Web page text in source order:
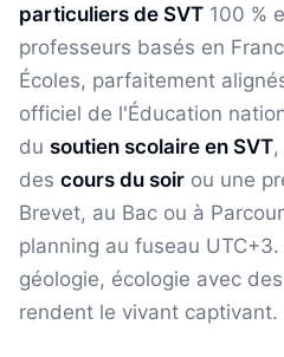
particuliers de SVT 100 %
professeurs basés en
Écoles, parfaitement
officiel de l'Éducation
du soutien scolaire en SVT
des cours du soir ou une
Brevet, au Bac ou à
planning au fuseau UTC+3.
géologie, écologie avec
rendent le vivant captivant.